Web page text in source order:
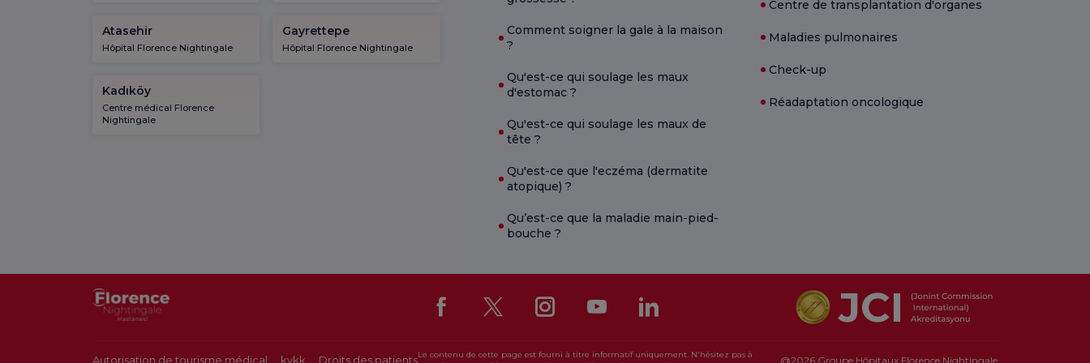
Atasehir
Hôpital Florence Nightingale
Gayrettepe
Hôpital Florence Nightingale
Kadıköy
Centre médical Florence
Nightingale
Comment soigner la gale à la maison
?
Qu'est-ce qui soulage les maux
d'estomac ?
Qu'est-ce qui soulage les maux de
tête ?
Qu'est-ce que l'eczéma (dermatite
atopique) ?
Qu’est-ce que la maladie main-pied-
bouche ?
Centre de transplantation d'organes
Maladies pulmonaires
Check-up
Réadaptation oncologique
Autorisation de tourisme médical kvkk Droits des patientsLe contenu de cette page est fourni à titre informatif uniquement. N'hésitez pas à
@2026 Groupe Hôpitaux Florence Nightingale